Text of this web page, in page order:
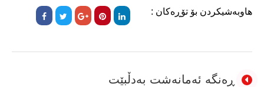
هاوبەشیکردن بۆ تۆڕەکان :
ڕەنگە ئەمانەشت بەدڵبێت